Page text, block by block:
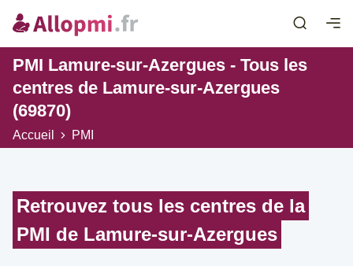
PMI Lamure-sur-Azergues - Tous les
centres de Lamure-sur-Azergues
(69870)
Accueil PMI
Retrouvez tous les centres de la
PMI de Lamure-sur-Azergues